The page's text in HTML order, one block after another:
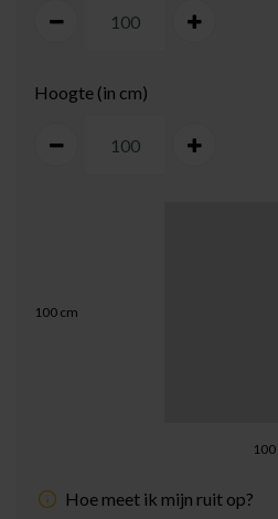
Hoogte (in cm)
100 cm
100
Hoe meet ik mijn ruit op?